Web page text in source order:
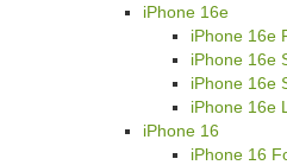
iPhone 16e
iPhone 16e
iPhone 16e
iPhone 16e
iPhone 16e
iPhone 16
iPhone 16